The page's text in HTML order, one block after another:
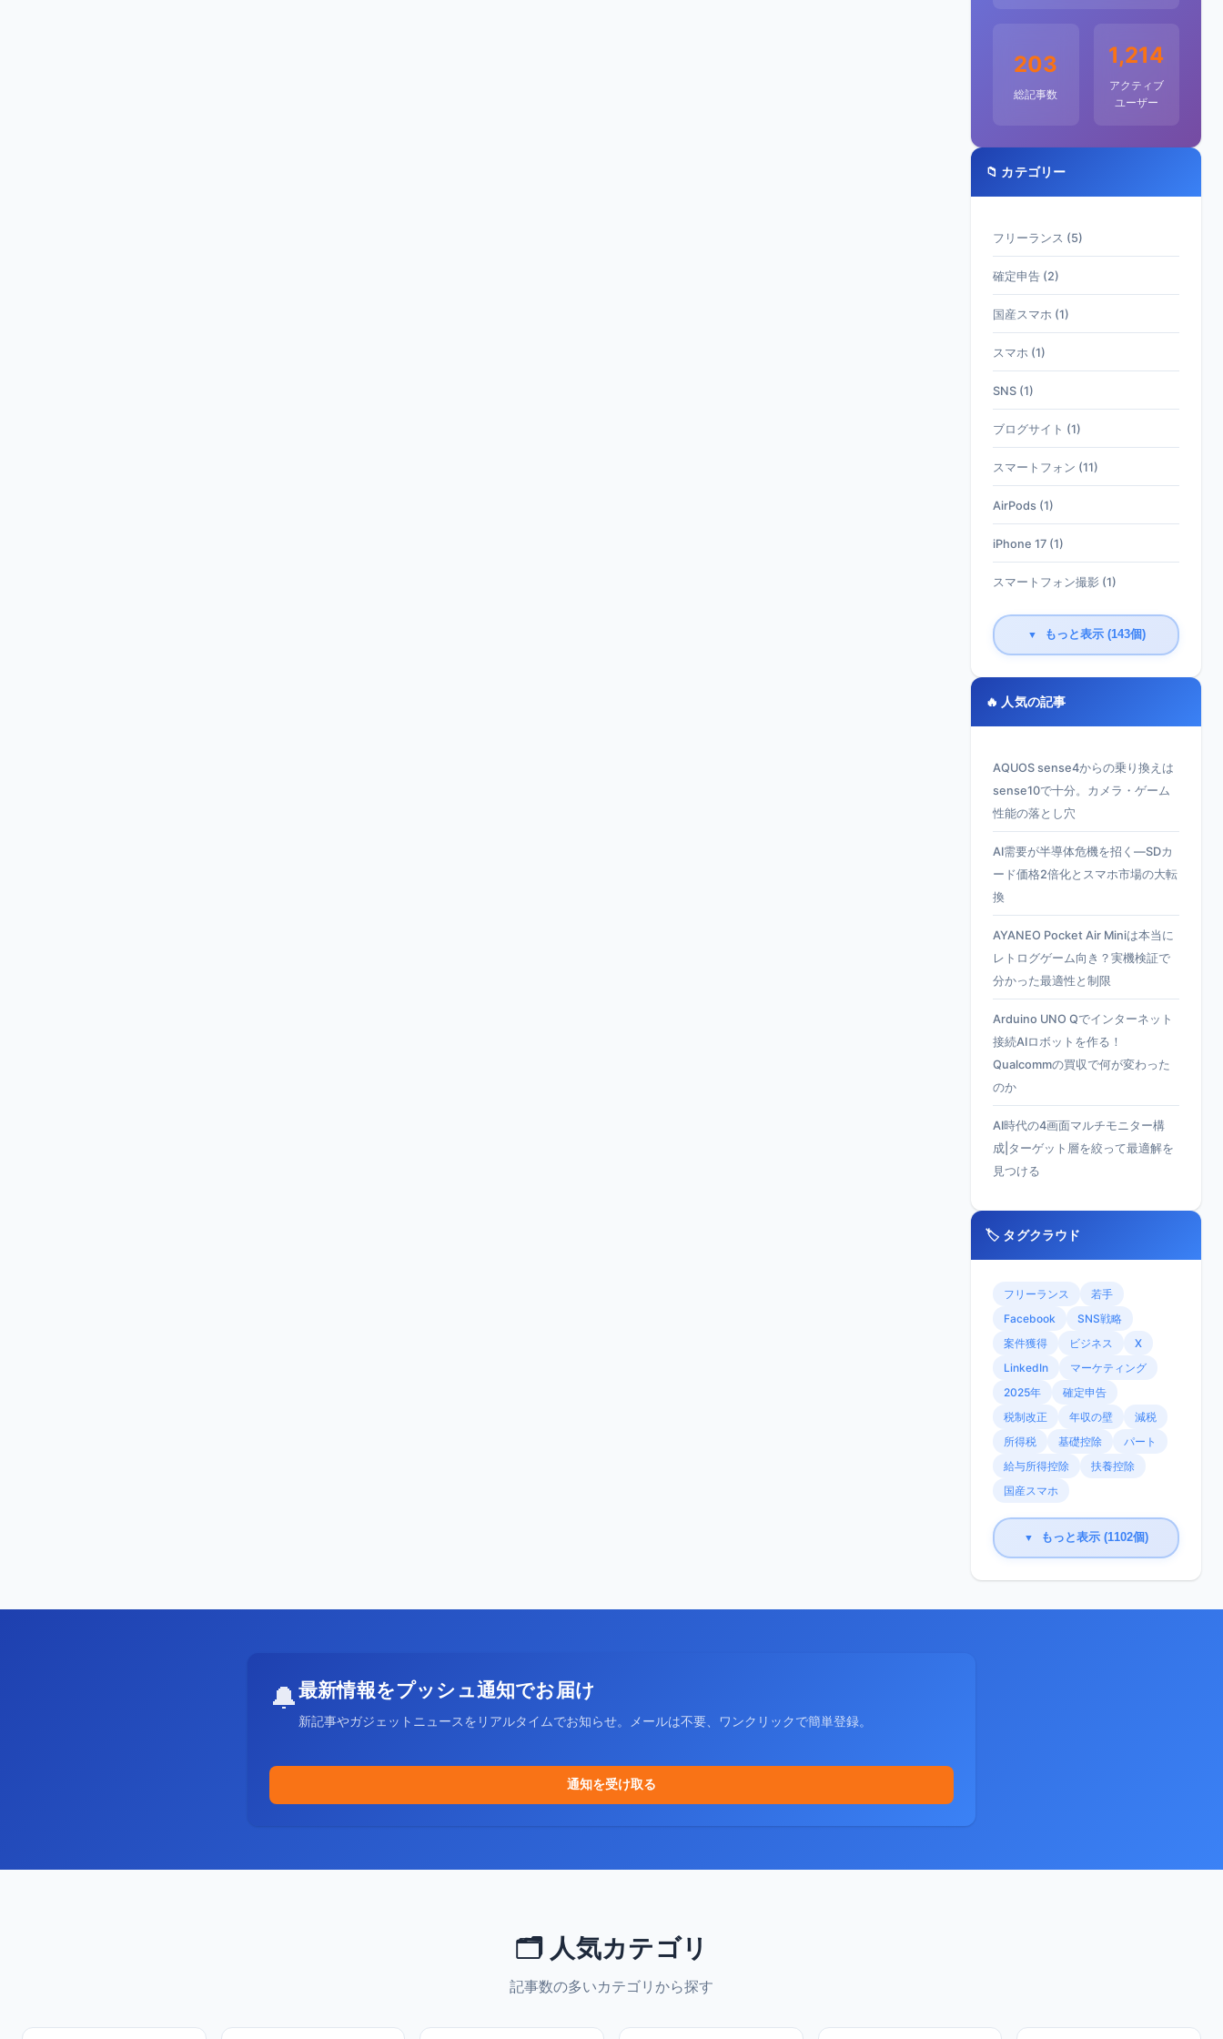
203
総記事数
1,214
アクティブ
ユーザー
📁 カテゴリー
フリーランス (5)
確定申告 (2)
国産スマホ (1)
スマホ (1)
SNS (1)
ブログサイト (1)
スマートフォン (11)
AirPods (1)
iPhone 17 (1)
スマートフォン撮影 (1)
▼ もっと表示 (143個)
🔥 人気の記事
AQUOS sense4からの乗り換えは
sense10で十分。カメラ・ゲーム
性能の落とし穴
AI需要が半導体危機を招く—SDカ
ード価格2倍化とスマホ市場の大転
換
AYANEO Pocket Air Miniは本当に
レトログゲーム向き？実機検証で
分かった最適性と制限
Arduino UNO Qでインターネット
接続AIロボットを作る！
Qualcommの買収で何が変わった
のか
AI時代の4画面マルチモニター構
成|ターゲット層を絞って最適解を
見つける
🏷️ タグクラウド
フリーランス
若手
Facebook
SNS戦略
案件獲得
ビジネス
X
LinkedIn
マーケティング
2025年
確定申告
税制改正
年収の壁
減税
所得税
基礎控除
パート
給与所得控除
扶養控除
国産スマホ
▼ もっと表示 (1102個)
🔔最新情報をプッシュ通知でお届け
新記事やガジェットニュースをリアルタイムでお知らせ。メールは不要、ワンクリックで簡単登録。
通知を受け取る
🗂️ 人気カテゴリ
記事数の多いカテゴリから探す